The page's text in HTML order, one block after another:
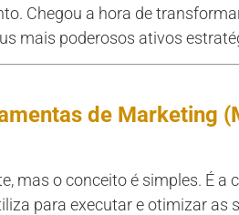
Chegou a hora de
mais poderosos ativos
de Marketing
mas o conceito é simples. É a
para executar e otimizar as